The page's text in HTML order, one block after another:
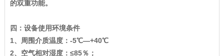
的双重功能。
四：设备使用环境条件
1、周围介质温度：-5℃—+40℃
2、空气相对湿度：≤85％；